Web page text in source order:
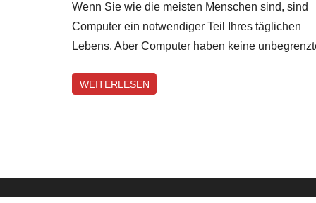
Wenn Sie wie die meisten Menschen sind, sind
Computer ein notwendiger Teil Ihres täglichen
Lebens. Aber Computer haben keine
WEITERLESEN